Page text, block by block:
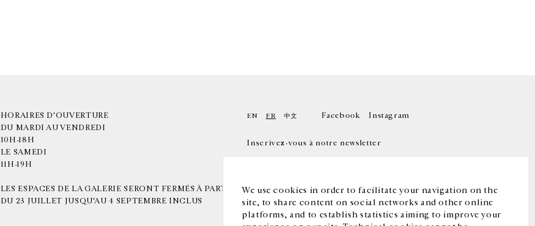
We use cookies in order to facilitate your navigation on the
site, to share content on social networks and other online
platforms, and to establish statistics aiming to improve your
HORAIRES D'OUVERTURE
DU MARDI AU VENDREDI
10H-18H
LE SAMEDI
11H-19H
LES ESPACES DE LA GALERIE SERONT FERMÉS À PARTIR
DU 23 JUILLET JUSQU'AU 4 SEPTEMBRE INCLUS
EN FR 中文 Facebook Instagram
Inscrivez-vous à notre newsletter